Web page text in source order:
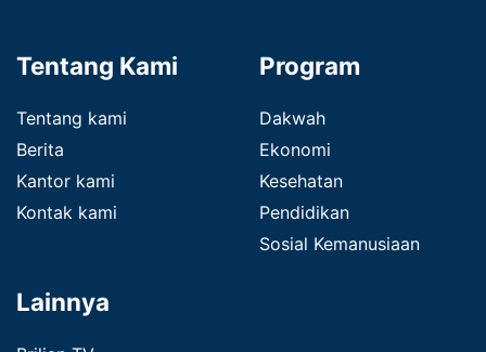
Tentang Kami
Tentang kami
Berita
Kantor kami
Kontak kami
Program
Dakwah
Ekonomi
Kesehatan
Pendidikan
Sosial Kemanusiaan
Lainnya